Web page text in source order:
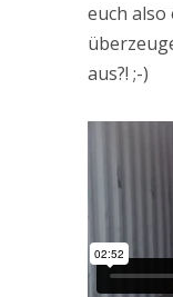
euch also
aus?! ;-)